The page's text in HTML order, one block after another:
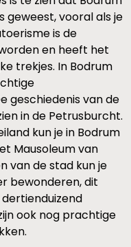
geweest, vooral als je
is de
en heeft het
trekjes. In Bodrum
geschiedenis van de
in de Petrusburcht.
kun je in Bodrum
Mausoleum van
van de stad kun je
bewonderen, dit
ook nog prachtige